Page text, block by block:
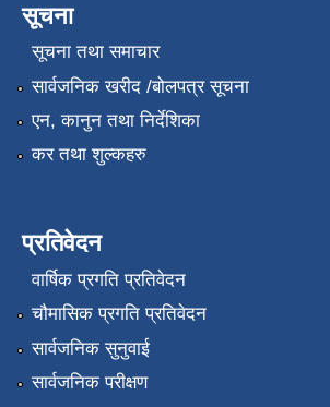
सूचना
सूचना तथा समाचार
सार्वजनिक खरीद /बोलपत्र सूचना
एन, कानुन तथा निर्देशिका
कर तथा शुल्कहरु
प्रतिवेदन
वार्षिक प्रगति प्रतिवेदन
चौमासिक प्रगति प्रतिवेदन
सार्वजनिक सुनुवाई
सार्वजनिक परीक्षण